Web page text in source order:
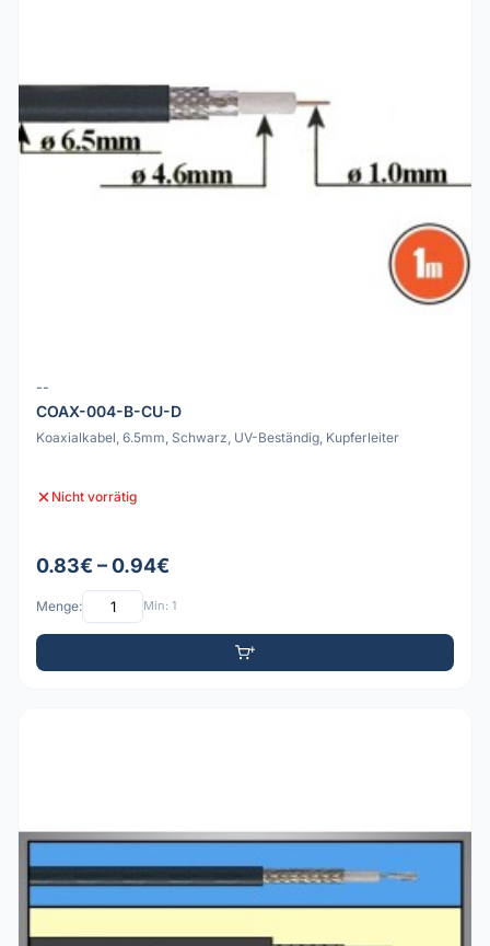
--
COAX-004-B-CU-D
Koaxialkabel, 6.5mm, Schwarz, UV-Beständig, Kupferleiter
Nicht vorrätig
0.83€ – 0.94€
Menge: Min: 1